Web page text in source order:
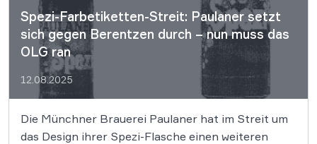
Spezi-Farbetiketten-Streit: Paulaner setzt
sich gegen Berentzen durch – nun muss das
OLG ran
12.08.2025
Die Münchner Brauerei Paulaner hat im Streit um
das Design ihrer Spezi-Flasche einen weiteren